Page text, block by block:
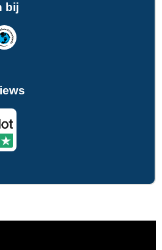
bij